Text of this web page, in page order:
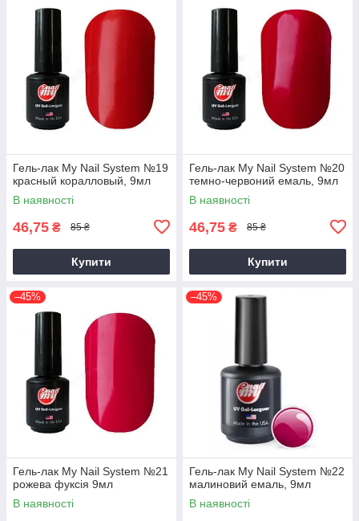
Гель-лак My Nail System №19
красный коралловый, 9мл
В наявності
46,75 ₴ 85 ₴
Купити
Гель-лак My Nail System №20
темно-червоний емаль, 9мл
В наявності
46,75 ₴ 85 ₴
Купити
–45%
Гель-лак My Nail System №21
рожева фуксія 9мл
В наявності
–45%
Гель-лак My Nail System №22
малиновий емаль, 9мл
В наявності